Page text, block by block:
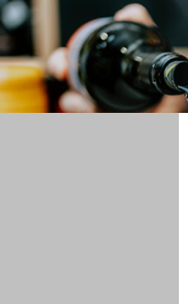
Ugrás
a
tartalomhoz